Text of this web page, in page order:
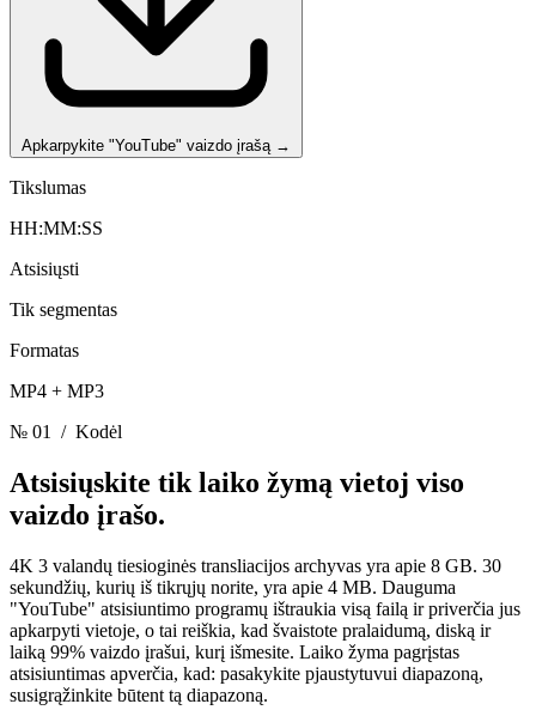
Apkarpykite "YouTube" vaizdo įrašą →
Tikslumas
HH:MM:SS
Atsisiųsti
Tik segmentas
Formatas
MP4 + MP3
№ 01
/ Kodėl
Atsisiųskite tik laiko žymą vietoj viso
vaizdo įrašo.
4K 3 valandų tiesioginės transliacijos archyvas yra apie 8 GB. 30
sekundžių, kurių iš tikrųjų norite, yra apie 4 MB. Dauguma
"YouTube" atsisiuntimo programų ištraukia visą failą ir priverčia jus
apkarpyti vietoje, o tai reiškia, kad švaistote pralaidumą, diską ir
laiką 99% vaizdo įrašui, kurį išmesite. Laiko žyma pagrįstas
atsisiuntimas apverčia, kad: pasakykite pjaustytuvui diapazoną,
susigrąžinkite būtent tą diapazoną.